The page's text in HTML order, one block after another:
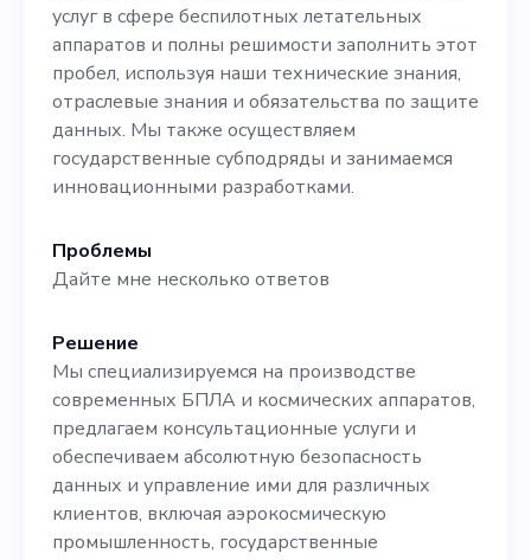
реализации возможностей
рынка стоимостью 400
миллиардов долларов. Я
являюсь генеральным
директором
AICOMPANYINTL и отвечаю
за реализацию стратегии и
нашу команду также
входят опытный
специалист по стратегии,
опытный операционный
директор с опытом
услуг в сфере беспилотных летательных
аппаратов и полны решимости заполнить этот
пробел, используя наши технические знания,
отраслевые знания и обязательства по защите
данных. Мы также осуществляем
государственные субподряды и занимаемся
инновационными разработками.
Проблемы
Дайте мне несколько ответов
Решение
Мы специализируемся на производстве
современных БПЛА и космических аппаратов,
предлагаем консультационные услуги и
обеспечиваем абсолютную безопасность
данных и управление ими для различных
клиентов, включая аэрокосмическую
промышленность, государственные